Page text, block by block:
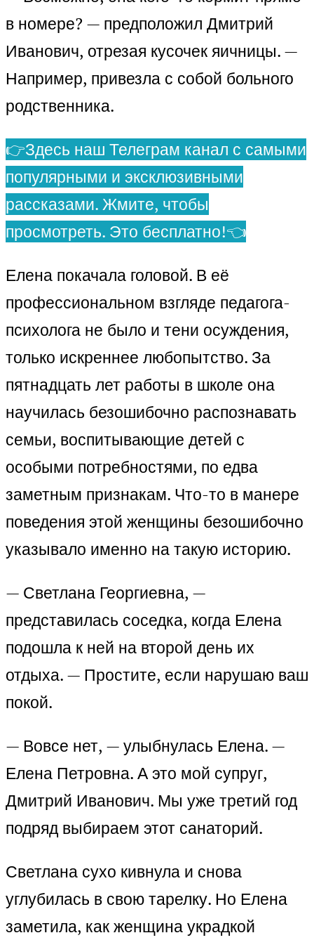
в номере? — предположил Дмитрий
Иванович, отрезая кусочек яичницы. —
Например, привезла с собой больного
родственника.
👉Здесь наш Телеграм канал с самыми
популярными и эксклюзивными
рассказами. Жмите, чтобы
просмотреть. Это бесплатно!👈
Елена покачала головой. В её
профессиональном взгляде педагога-
психолога не было и тени осуждения,
только искреннее любопытство. За
пятнадцать лет работы в школе она
научилась безошибочно распознавать
семьи, воспитывающие детей с
особыми потребностями, по едва
заметным признакам. Что-то в манере
поведения этой женщины безошибочно
указывало именно на такую историю.
— Светлана Георгиевна, —
представилась соседка, когда Елена
подошла к ней на второй день их
отдыха. — Простите, если нарушаю ваш
покой.
— Вовсе нет, — улыбнулась Елена. —
Елена Петровна. А это мой супруг,
Дмитрий Иванович. Мы уже третий год
подряд выбираем этот санаторий.
Светлана сухо кивнула и снова
углубилась в свою тарелку. Но Елена
заметила, как женщина украдкой